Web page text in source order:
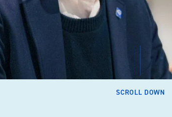
SCROLL DOWN